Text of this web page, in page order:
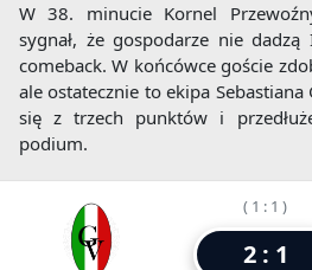
W 38. minucie Kornel
sygnał, że gospodarze nie
comeback. W końcówce goście
ale ostatecznie to ekipa Sebastiana
się z trzech punktów i
podium.
( 1 : 1 )
2 : 1